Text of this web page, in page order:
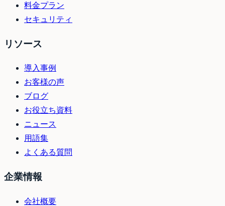
料金プラン
セキュリティ
リソース
導入事例
お客様の声
ブログ
お役立ち資料
ニュース
用語集
よくある質問
企業情報
会社概要